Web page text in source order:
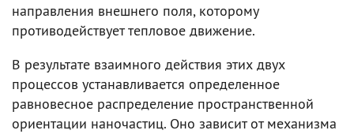
направления внешнего поля, которому
противодействует тепловое движение.
В результате взаимного действия этих двух
процессов устанавливается определенное
равновесное распределение пространственной
ориентации наночастиц. Оно зависит от механизма